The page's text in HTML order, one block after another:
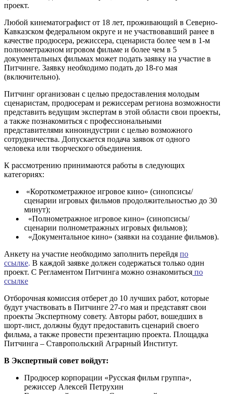
проект.
Любой кинематографист от 18 лет, проживающий в Северно-
Кавказском федеральном округе и не участвовавший ранее в
качестве продюсера, режиссера, сценариста более чем в 1-м
полнометражном игровом фильме и более чем в 5
документальных фильмах может подать заявку на участие в
Питчинге. Заявку необходимо подать до 18-го мая
(включительно).
Питчинг организован с целью предоставления молодым
сценаристам, продюсерам и режиссерам региона возможности
представить ведущим экспертам в этой области свои проекты,
а также познакомиться с профессиональными
представителями киноиндустрии с целью возможного
сотрудничества. Допускается подача заявок от одного
человека или творческого объединения.
К рассмотрению принимаются работы в следующих
категориях:
«Короткометражное игровое кино» (синопсисы/
сценарии игровых фильмов продолжительностью до 30
минут);
«Полнометражное игровое кино» (синопсисы/
сценарии полнометражных игровых фильмов);
«Документальное кино» (заявки на создание фильмов).
Анкету на участие необходимо заполнить перейдя по
ссылке. В каждой заявке должен содержаться только один
проект. С Регламентом Питчинга можно ознакомиться по
ссылке
Отборочная комиссия отберет до 10 лучших работ, которые
будут участвовать в Питчинге 27-го мая и представят свои
проекты Экспертному совету. Авторы работ, вошедших в
шорт-лист, должны будут предоставить сценарий своего
фильма, а также провести презентацию проекта. Площадка
Питчинга – Ставропольский Аграрный Институт.
В Экспертный совет войдут:
Продюсер корпорации «Русская фильм группа»,
режиссер Алексей Петрухин